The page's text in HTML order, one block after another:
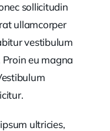
sollicitudin
ullamcorper
vestibulum
eu magna
ultricies,